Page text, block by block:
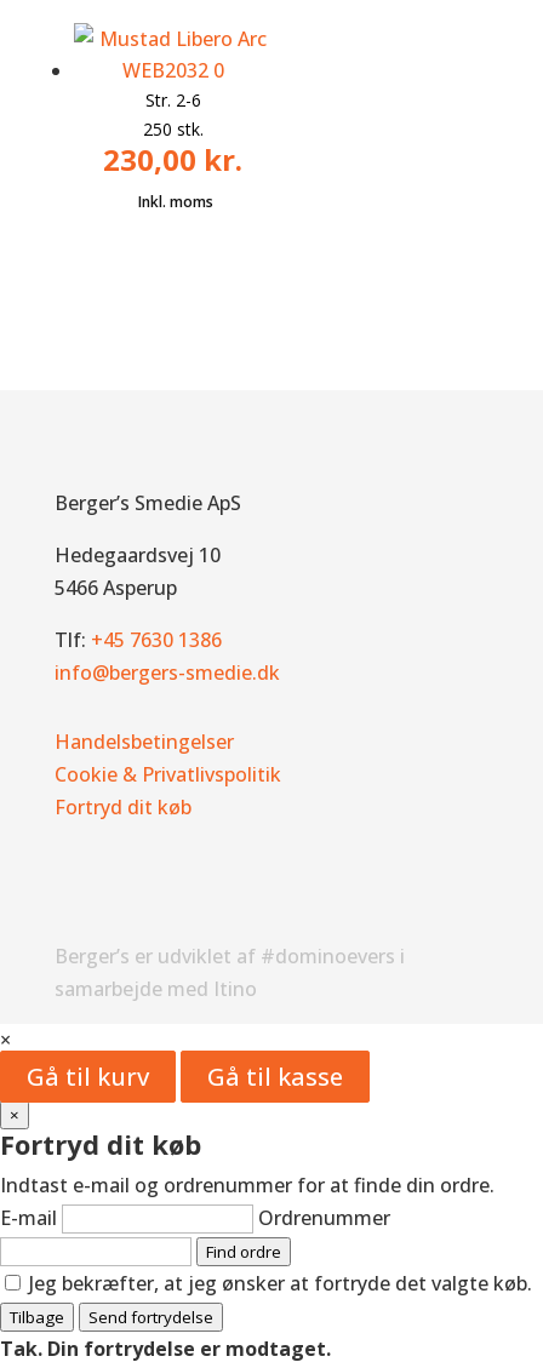
Str. 2-6
250 stk.
230,00 kr.
Berger’s Smedie ApS
Hedegaardsvej 10
5466 Asperup
Tlf: +45 7630 1386
info@bergers-smedie.dk
Handelsbetingelser
Cookie & Privatlivspolitik
Fortryd dit køb
Berger’s er udviklet af #dominoevers i
samarbejde med Itino
×
Gå til kurv Gå til kasse
×
Fortryd dit køb
Indtast e-mail og ordrenummer for at finde din ordre.
E-mail
Ordrenummer
Find ordre
Jeg bekræfter, at jeg ønsker at fortryde det valgte køb.
Tilbage Send fortrydelse
Tak. Din fortrydelse er modtaget.